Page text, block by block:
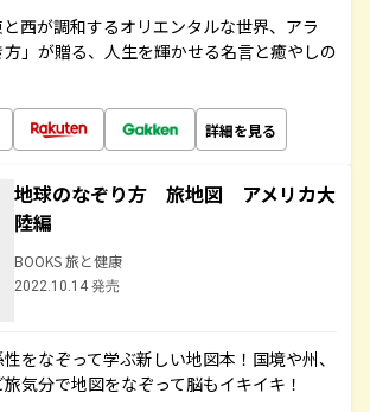
西が調和するオリエンタルな世界、アラ
」が贈る、人生を輝かせる名言と癒やしの
詳細を見る
地球のなぞり方 旅地図 アメリカ大
陸編
BOOKS 旅と健康
2022.10.14 発売
をなぞって学ぶ新しい地図本！国境や州、
気分で地図をなぞって脳もイキイキ！